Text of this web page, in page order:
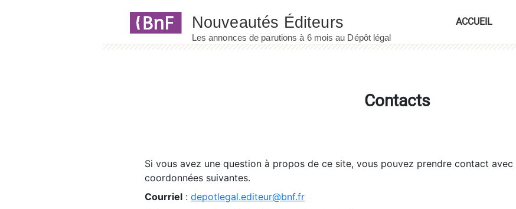
ACCUEIL
Contacts
Si vous avez une question à propos de ce site, vous pouvez prendre contact avec
coordonnées suivantes.
Courriel : depotlegal.editeur@bnf.fr